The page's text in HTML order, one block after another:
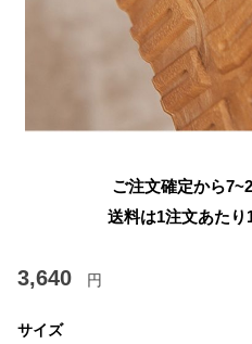
ご注文確定から
送料は1注文あたり
3,640 円
サイズ